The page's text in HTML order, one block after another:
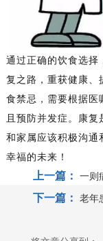
通过正确的饮食选择
复之路，重获健康、
食禁忌，需要根据医
且预防并发症。康
和家属应该积极沟通
幸福的未来！
上一篇： 一则
下一篇： 老年